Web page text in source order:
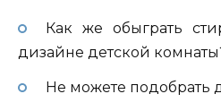
Как же обыграть
дизайне детской
Не можете подобрать